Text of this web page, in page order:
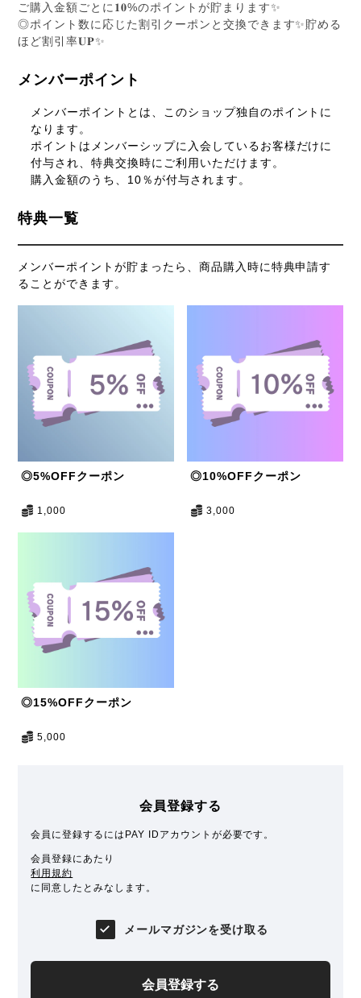
ご購入金額ごとに𝟏𝟎%のポイントが貯まります✨
◎ポイント数に応じた割引クーポンと交換できます✨貯める
ほど割引率𝐔𝐏✨
メンバーポイント
メンバーポイントとは、このショップ独自のポイントに
なります。
ポイントはメンバーシップに入会しているお客様だけに
付与され、特典交換時にご利用いただけます。
購入金額のうち、10％が付与されます。
特典一覧
メンバーポイントが貯まったら、商品購入時に特典申請す
ることができます。
◎5%OFFクーポン
1,000
◎10%OFFクーポン
3,000
◎15%OFFクーポン
5,000
会員登録する
会員に登録するにはPAY IDアカウントが必要です。
会員登録にあたり
利用規約
に同意したとみなします。
メールマガジンを受け取る
会員登録する